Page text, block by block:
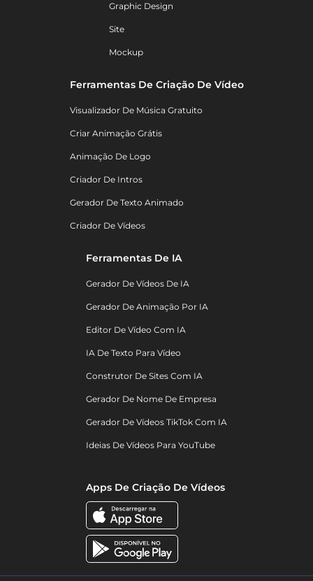
Graphic Design
Site
Mockup
Ferramentas De Criação De Vídeo
Visualizador De Música Gratuito
Criar Animação Grátis
Animação De Logo
Criador De Intros
Gerador De Texto Animado
Criador De Vídeos
Ferramentas De IA
Gerador De Vídeos De IA
Gerador De Animação Por IA
Editor De Vídeo Com IA
IA De Texto Para Vídeo
Construtor De Sites Com IA
Gerador De Nome De Empresa
Gerador De Vídeos TikTok Com IA
Ideias De Vídeos Para YouTube
Apps De Criação De Vídeos